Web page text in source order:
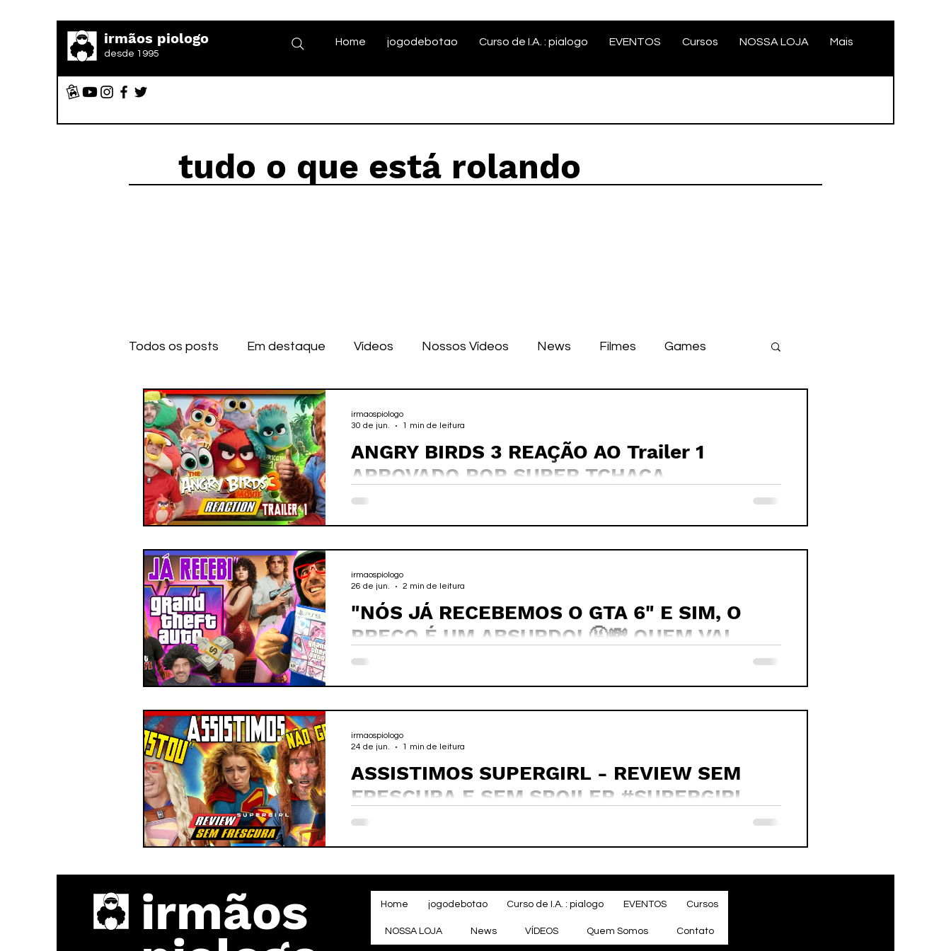
irmãos piologo
desde 1995
Home jogodebotao Curso de I.A. : pialogo EVENTOS Cursos NOSSA LOJA Mais
tudo o que está rolando
Todos os posts Em destaque Vídeos Nossos Vídeos News Filmes Games
Anime Series Desenhos
IOS IOS A CELULAR BILE games
ANGRY BIRDS 3 REAÇÃO AO Trailer 1
APROVADO POR SUPER TCHACA
#angrybirds
irmaospiologo
30 de jun.
1 min de leitura
"NÓS JÁ RECEBEMOS O GTA 6" E SIM, O
PREÇO É UM ABSURDO! 🤬💸 QUEM VAI
PAGAR ESSE NOVO PADRÃO?! #gta6
irmaospiologo
26 de jun.
2 min de leitura
ASSISTIMOS SUPERGIRL - REVIEW SEM
FRESCURA E SEM SPOILER #SUPERGIRL
irmaospiologo
24 de jun.
1 min de leitura
irmãos Home jogodebotao Curso de I.A. : pialogo EVENTOS Cursos
NOSSA LOJA News VÍDEOS Quem Somos Contato